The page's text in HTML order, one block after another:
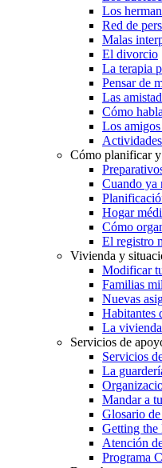
Los
Red de
Malas
El divorcio
La terapia
Pensar de
Las
Cómo
Los
Cómo planificar
Cuando ya
Hogar
Cómo
El registro
Vivienda y
Modificar
Familias
Nuevas
Habitantes
La vivienda
Servicios de
Servicios
La
Mandar a
Glosario
Getting the
Atención
Programa